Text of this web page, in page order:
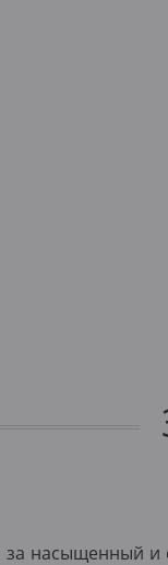
насыщенный и